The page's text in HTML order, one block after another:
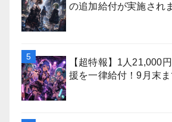
の追加給付が実施され
【超特報】1人21,000
援を一律給付！9月末